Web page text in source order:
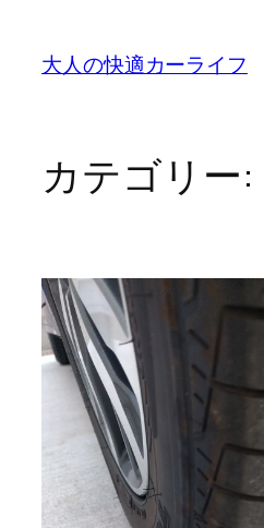
大人の快適カーライフ
カテゴリー: